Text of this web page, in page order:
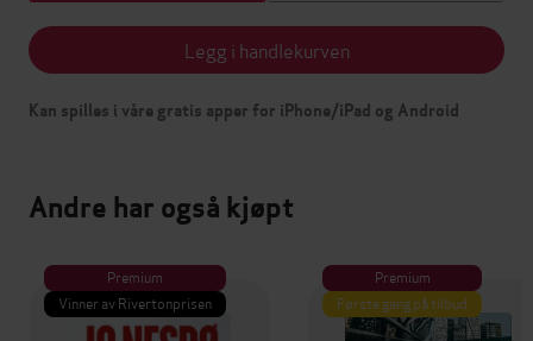
Legg i handlekurven
Kan spilles i våre gratis apper for iPhone/iPad og Android
Andre har også kjøpt
Premium
Vinner av Rivertonprisen
Premium
Første gang på tilbud